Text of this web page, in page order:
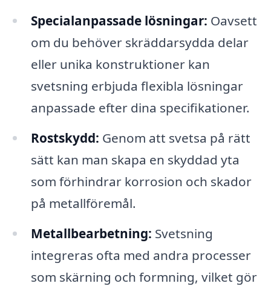
Specialanpassade lösningar: Oavsett
om du behöver skräddarsydda delar
eller unika konstruktioner kan
svetsning erbjuda flexibla lösningar
anpassade efter dina specifikationer.
Rostskydd: Genom att svetsa på rätt
sätt kan man skapa en skyddad yta
som förhindrar korrosion och skador
på metallföremål.
Metallbearbetning: Svetsning
integreras ofta med andra processer
som skärning och formning, vilket gör